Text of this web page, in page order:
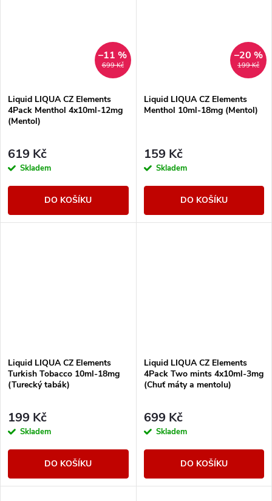
699 Kč
–11 %
Liquid LIQUA CZ Elements
4Pack Menthol 4x10ml-12mg
(Mentol)
619 Kč
Skladem
DO KOŠÍKU
199 Kč
–20 %
Liquid LIQUA CZ Elements
Menthol 10ml-18mg (Mentol)
159 Kč
Skladem
DO KOŠÍKU
Liquid LIQUA CZ Elements
Turkish Tobacco 10ml-18mg
(Turecký tabák)
199 Kč
Skladem
DO KOŠÍKU
Liquid LIQUA CZ Elements
4Pack Two mints 4x10ml-3mg
(Chuť máty a mentolu)
699 Kč
Skladem
DO KOŠÍKU